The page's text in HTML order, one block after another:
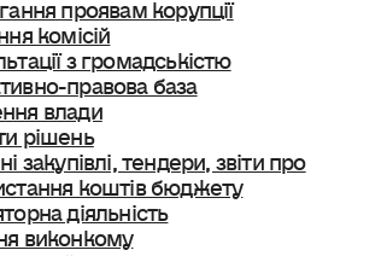
комісій
з громадськістю
правова база
влади
рішень
закупівлі, тендери, звіти про
коштів бюджету
діяльність
виконкому